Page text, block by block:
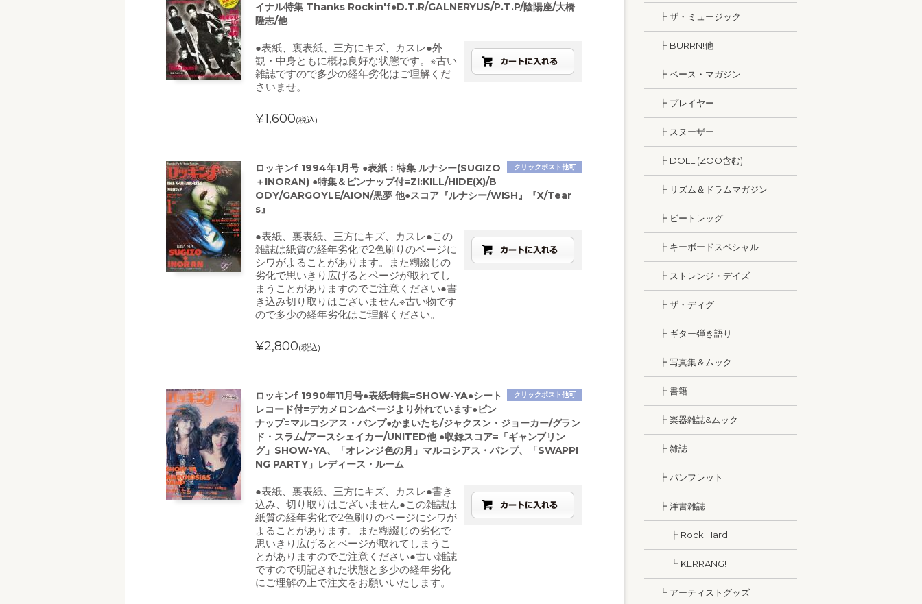
イナル特集 Thanks Rockin'f●D.T.R/GALNERYUS/P.T.P/陰陽座/大橋
隆志/他
●表紙、裏表紙、三方にキズ、カスレ●外
観・中身ともに概ね良好な状態です。※古い
雑誌ですので多少の経年劣化はご理解くだ
さいませ。
¥1,600(税込)
クリックポスト他可
ロッキンf 1994年1月号 ●表紙：特集 ルナシー(SUGIZO
＋INORAN) ●特集＆ピンナップ付=ZI:KILL/HIDE(X)/B
ODY/GARGOYLE/AION/黒夢 他●スコア『ルナシー/WISH』『X/Tear
s』
●表紙、裏表紙、三方にキズ、カスレ●この
雑誌は紙質の経年劣化で2色刷りのページに
シワがよることがあります。また糊綴じの
劣化で思いきり広げるとページが取れてし
まうことがありますのでご注意ください●書
き込み切り取りはございません※古い物です
ので多少の経年劣化はご理解ください。
¥2,800(税込)
クリックポスト他可
ロッキンf 1990年11月号●表紙:特集=SHOW-YA●シート
レコード付=デカメロン⚠️ページより外れています●ピン
ナップ=マルコシアス・バンプ●かまいたち/ジャクスン・ジョーカー/グラン
ド・スラム/アースシェイカー/UNITED他 ●収録スコア=「ギャンブリン
グ」SHOW-YA、「オレンジ色の月」マルコシアス・バンプ、「SWAPPI
NG PARTY」レディース・ルーム
●表紙、裏表紙、三方にキズ、カスレ●書き
込み、切り取りはございません●この雑誌は
紙質の経年劣化で2色刷りのページにシワが
よることがあります。また糊綴じの劣化で
思いきり広げるとページが取れてしまうこ
とがありますのでご注意ください●古い雑誌
ですので明記された状態と多少の経年劣化
にご理解の上で注文をお願いいたします。
┣ ザ・ミュージック
┣ BURRN!他
┣ ベース・マガジン
┣ プレイヤー
┣ スヌーザー
┣ DOLL (ZOO含む)
┣ リズム＆ドラムマガジン
┣ ビートレッグ
┣ キーボードスペシャル
┣ ストレンジ・デイズ
┣ ザ・ディグ
┣ ギター弾き語り
┣ 写真集＆ムック
┣ 書籍
┣ 楽器雑誌&ムック
┣ 雑誌
┣ パンフレット
┣ 洋書雑誌
┣ Rock Hard
┗ KERRANG!
┗ アーティストグッズ